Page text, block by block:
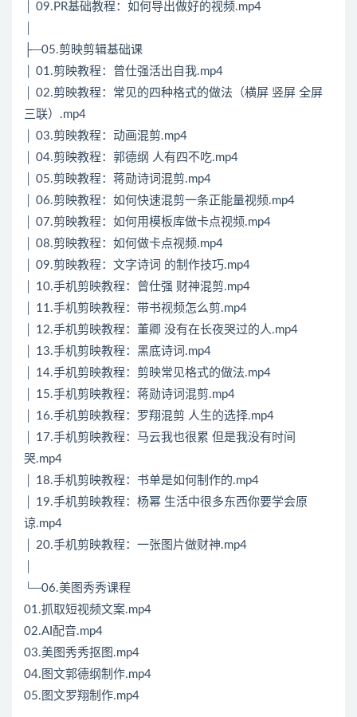
│ 09.PR基础教程：如何导出做好的视频.mp4
├─05.剪映剪辑基础课
│ 01.剪映教程：曾仕强活出自我.mp4
│ 02.剪映教程：常见的四种格式的做法（横屏 竖屏 全屏
三联）.mp4
│ 03.剪映教程：动画混剪.mp4
│ 04.剪映教程：郭德纲 人有四不吃.mp4
│ 05.剪映教程：蒋勋诗词混剪.mp4
│ 06.剪映教程：如何快速混剪一条正能量视频.mp4
│ 07.剪映教程：如何用模板库做卡点视频.mp4
│ 08.剪映教程：如何做卡点视频.mp4
│ 09.剪映教程：文字诗词 的制作技巧.mp4
│ 10.手机剪映教程：曾仕强 财神混剪.mp4
│ 11.手机剪映教程：带书视频怎么剪.mp4
│ 12.手机剪映教程：董卿 没有在长夜哭过的人.mp4
│ 13.手机剪映教程：黑底诗词.mp4
│ 14.手机剪映教程：剪映常见格式的做法.mp4
│ 15.手机剪映教程：蒋勋诗词混剪.mp4
│ 16.手机剪映教程：罗翔混剪 人生的选择.mp4
│ 17.手机剪映教程：马云我也很累 但是我没有时间
哭.mp4
│ 18.手机剪映教程：书单是如何制作的.mp4
│ 19.手机剪映教程：杨幂 生活中很多东西你要学会原
谅.mp4
│ 20.手机剪映教程：一张图片做财神.mp4
└─06.美图秀秀课程
01.抓取短视频文案.mp4
02.AI配音.mp4
03.美图秀秀抠图.mp4
04.图文郭德纲制作.mp4
05.图文罗翔制作.mp4